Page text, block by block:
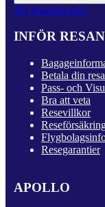
Till Kundservice
INFÖR RESAN
Betala din resa
Pass- och
Bra att veta
Resevillkor
Resegarantier
APOLLO